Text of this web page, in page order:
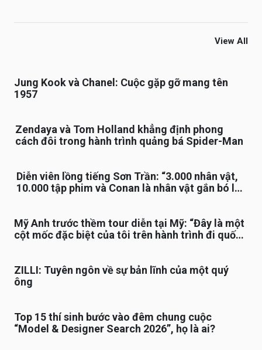
View All
Jung Kook và Chanel: Cuộc gặp gỡ mang tên
1957
Zendaya và Tom Holland khẳng định phong
cách đôi trong hành trình quảng bá Spider-Man
Diễn viên lồng tiếng Sơn Trần: “3.000 nhân vật,
10.000 tập phim và Conan là nhân vật gắn bó lâu
Mỹ Anh trước thềm tour diễn tại Mỹ: “Đây là một
cột mốc đặc biệt của tôi trên hành trình đi quốc
ZILLI: Tuyên ngôn về sự bản lĩnh của một quý
ông
Top 15 thí sinh bước vào đêm chung cuộc
“Model & Designer Search 2026”, họ là ai?